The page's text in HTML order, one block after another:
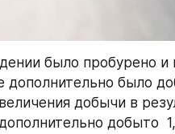
было пробурено и
дополнительно было
добычи в
добыто